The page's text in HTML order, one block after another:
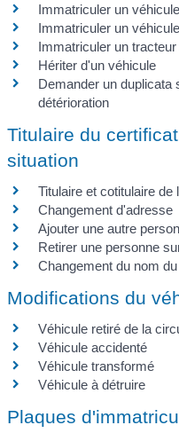
Immatriculer un
Immatriculer un
Immatriculer un
Hériter d'un véhicule
Demander un duplicata
détérioration
Titulaire du
situation
Titulaire et cotitulaire de
Changement d'adresse
Ajouter une autre
Retirer une personne
Changement du nom
Modifications du
Véhicule retiré de la
Véhicule accidenté
Véhicule transformé
Véhicule à détruire
Plaques